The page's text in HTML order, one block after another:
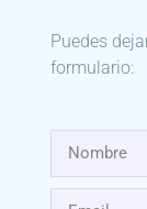
Puedes
formulario: